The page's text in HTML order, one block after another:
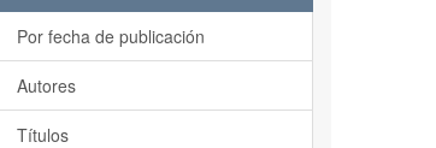
Por fecha de publicación
Autores
Títulos